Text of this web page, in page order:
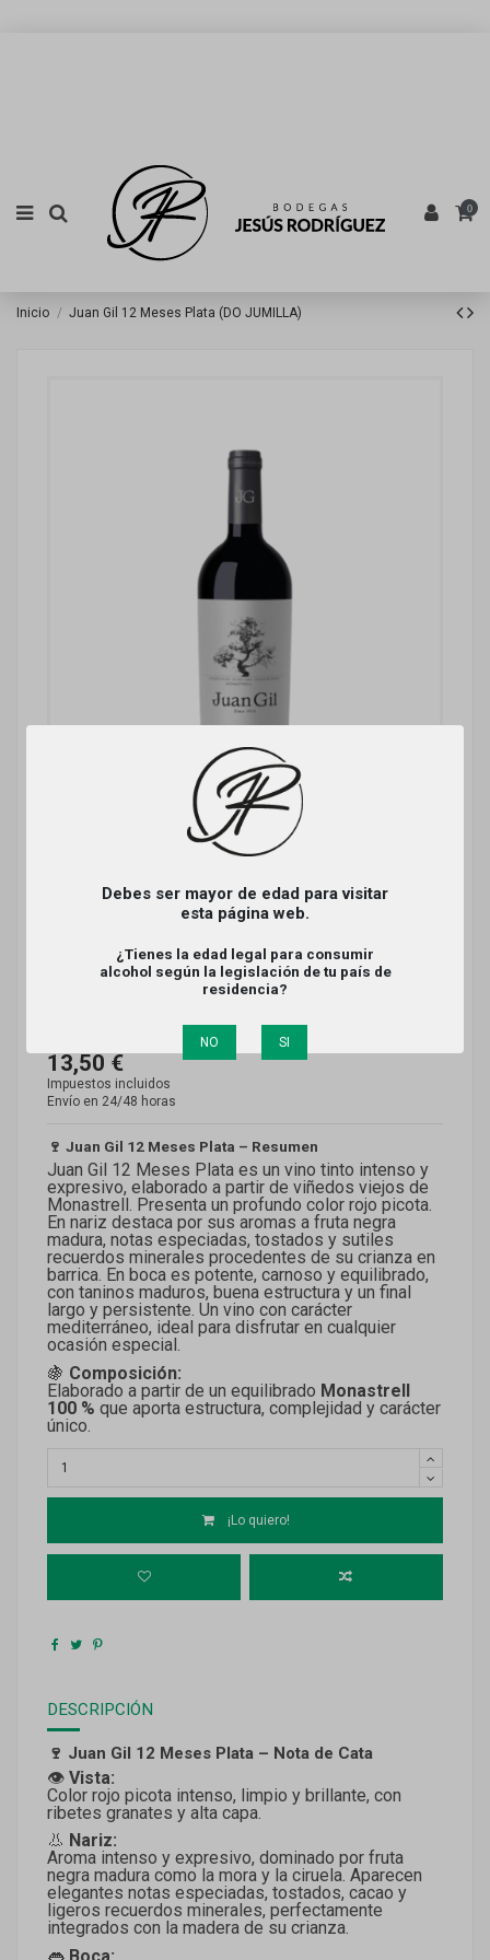
Debes ser mayor de edad para visitar
esta página web.
¿Tienes la edad legal para consumir
alcohol según la legislación de tu país de
residencia?
NO SI
0
Inicio Juan Gil 12 Meses Plata (DO JUMILLA)
Juan Gil 12 Meses Plata (DO
JUMILLA)
13,50 €
Impuestos incluidos
Envío en 24/48 horas
🍷 Juan Gil 12 Meses Plata – Resumen
Juan Gil 12 Meses Plata es un vino tinto intenso y
expresivo, elaborado a partir de viñedos viejos de
Monastrell. Presenta un profundo color rojo picota.
En nariz destaca por sus aromas a fruta negra
madura, notas especiadas, tostados y sutiles
recuerdos minerales procedentes de su crianza en
barrica. En boca es potente, carnoso y equilibrado,
con taninos maduros, buena estructura y un final
largo y persistente. Un vino con carácter
mediterráneo, ideal para disfrutar en cualquier
ocasión especial.
🍇 Composición:
Elaborado a partir de un equilibrado Monastrell
100 % que aporta estructura, complejidad y carácter
único.
¡Lo quiero!
DESCRIPCIÓN
🍷 Juan Gil 12 Meses Plata – Nota de Cata
👁️ Vista:
Color rojo picota intenso, limpio y brillante, con
ribetes granates y alta capa.
👃 Nariz:
Aroma intenso y expresivo, dominado por fruta
negra madura como la mora y la ciruela. Aparecen
elegantes notas especiadas, tostados, cacao y
ligeros recuerdos minerales, perfectamente
integrados con la madera de su crianza.